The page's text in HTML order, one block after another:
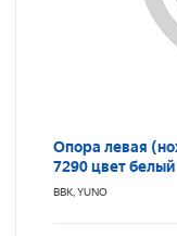
Опора левая
7290 цвет белый
BBK, YUNO